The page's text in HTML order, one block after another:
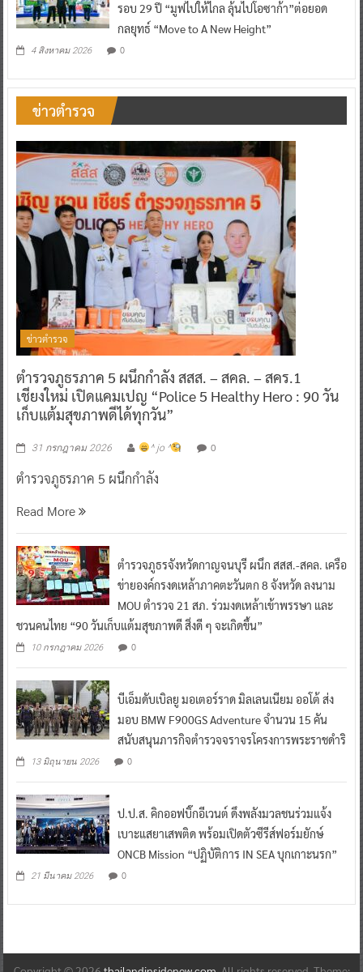
รอบ 29 ปี “มูฟไปให้ไกล ลุ้นไปโอซาก้า”ต่อยอด
กลยุทธ์ “Move to A New Height”
4 สิงหาคม 2026 0
ข่าวตำรวจ
ข่าวตำรวจ
ตำรวจภูธรภาค 5 ผนึกกำลัง สสส. – สคล. – สคร.1
เชียงใหม่ เปิดแคมเปญ “Police 5 Healthy Hero : 90 วัน
เก็บแต้มสุขภาพดีได้ทุกวัน”
31 กรกฎาคม 2026 ^ jo ^ 0
ตำรวจภูธรภาค 5 ผนึกกำลัง
Read More
ตำรวจภูธรจังหวัดกาญจนบุรี ผนึก สสส.-สคล. เครือ
ข่ายองค์กรงดเหล้าภาคตะวันตก 8 จังหวัด ลงนาม
MOU ตำรวจ 21 สภ. ร่วมงดเหล้าเข้าพรรษา และ
ชวนคนไทย “90 วันเก็บแต้มสุขภาพดี สิ่งดี ๆ จะเกิดขึ้น”
10 กรกฎาคม 2026 0
บีเอ็มดับเบิลยู มอเตอร์ราด มิลเลนเนียม ออโต้ ส่ง
มอบ BMW F900GS Adventure จำนวน 15 คัน
สนับสนุนภารกิจตำรวจจราจรโครงการพระราชดำริ
13 มิถุนายน 2026 0
ป.ป.ส. คิกออฟบิ๊กอีเวนต์ ดึงพลังมวลชนร่วมแจ้ง
เบาะแสยาเสพติด พร้อมเปิดตัวซีรีส์ฟอร์มยักษ์
ONCB Mission “ปฏิบัติการ IN SEA บุกเกาะนรก”
21 มีนาคม 2026 0